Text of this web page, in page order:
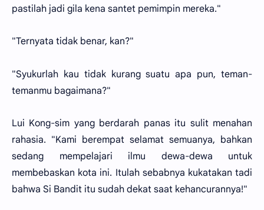
pastilah jadi gila kena santet pemimpin mereka."
"Ternyata tidak benar, kan?"
"Syukurlah kau tidak kurang suatu apa pun, teman-
temanmu bagaimana?"
Lui Kong-sim yang berdarah panas itu sulit menahan
rahasia. "Kami berempat selamat semuanya, bahkan
sedang mempelajari ilmu dewa-dewa untuk
membebaskan kota ini. Itulah sebabnya kukatakan tadi
bahwa Si Bandit itu sudah dekat saat kehancurannya!"